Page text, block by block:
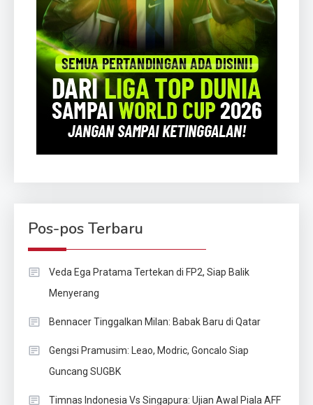
Pos-pos Terbaru
Veda Ega Pratama Tertekan di FP2, Siap Balik
Menyerang
Bennacer Tinggalkan Milan: Babak Baru di Qatar
Gengsi Pramusim: Leao, Modric, Goncalo Siap
Guncang SUGBK
Timnas Indonesia Vs Singapura: Ujian Awal Piala AFF